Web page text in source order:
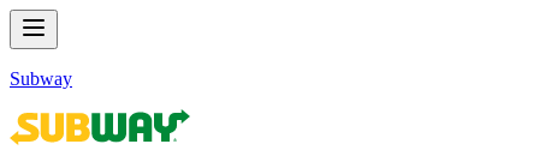
Subway